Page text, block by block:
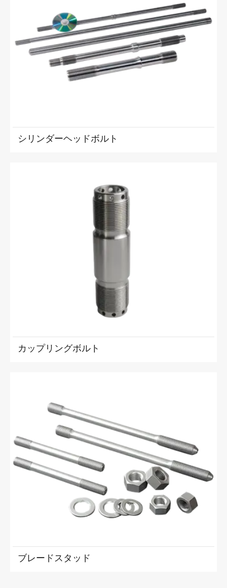
シリンダーヘッドボルト
カップリングボルト
ブレードスタッド